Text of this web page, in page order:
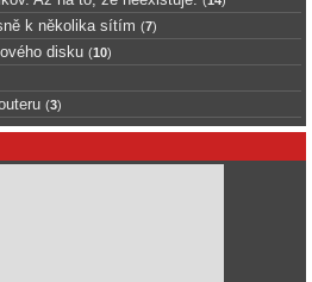
k několika sítím (7)
disku (10)
(3)